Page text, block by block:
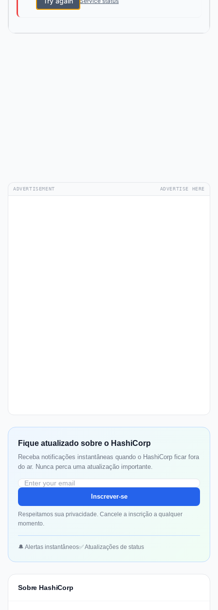
ADVERTISEMENT ADVERTISE HERE
Fique atualizado sobre o HashiCorp
Receba notificações instantâneas quando o HashiCorp ficar fora
do ar. Nunca perca uma atualização importante.
Inscrever-se
Respeitamos sua privacidade. Cancele a inscrição a qualquer
momento.
🔔 Alertas instantâneos✅ Atualizações de status
Sobre HashiCorp